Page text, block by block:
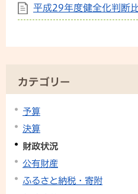
平成29年度健全化判断
カテゴリー
予算
決算
財政状況
公有財産
ふるさと納税・寄附